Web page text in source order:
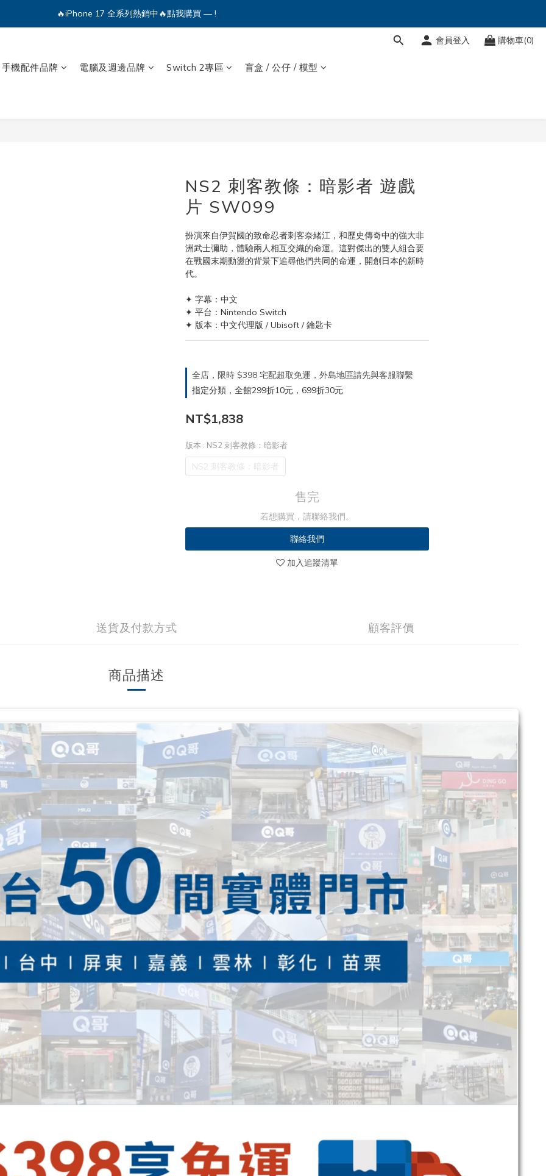
🔥iPhone 17 全系列熱銷中🔥點我購買 — !
🔥iPhone 17 全系列熱銷中🔥點我購買 — !
🔥iPhone 17 全系列熱銷中🔥點我購買 — !
會員登入 購物車(0)
手機配件品牌 電腦及週邊品牌 Switch 2專區 盲盒 / 公仔 / 模型
NS2 刺客教條：暗影者 遊戲
片 SW099
扮演來自伊賀國的致命忍者刺客奈緒江，和歷史傳奇中的強大非
洲武士彌助，體驗兩人相互交織的命運。這對傑出的雙人組合要
在戰國末期動盪的背景下追尋他們共同的命運，開創日本的新時
代。
✦ 字幕：中文
✦ 平台：Nintendo Switch
✦ 版本：中文代理版 / Ubisoft / 鑰匙卡
全店，限時 $398 宅配超取免運，外島地區請先與客服聯繫
指定分類，全館299折10元，699折30元
NT$1,838
版本 : NS2 刺客教條：暗影者
NS2 刺客教條：暗影者
售完
若想購買，請聯絡我們。
聯絡我們
加入追蹤清單
送貨及付款方式 顧客評價
商品描述